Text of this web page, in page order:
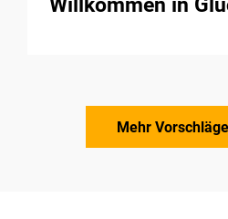
Willkommen in
Mehr